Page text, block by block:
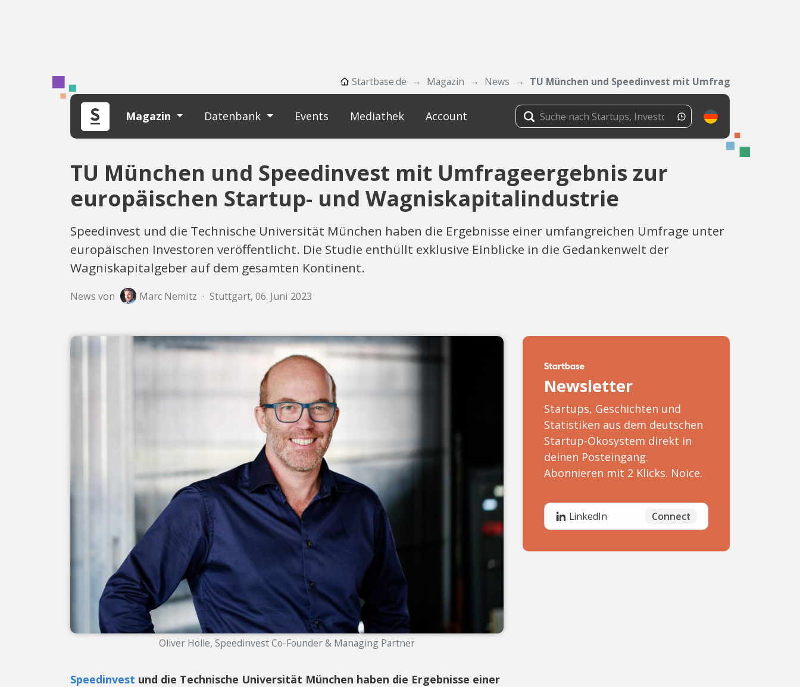
Startbase.de Magazin News TU München und Speedinvest mit Umfrageergebnis...
Magazin Datenbank Events Mediathek Account
TU München und Speedinvest mit Umfrageergebnis zur
europäischen Startup- und Wagniskapitalindustrie
Speedinvest und die Technische Universität München haben die Ergebnisse einer umfangreichen Umfrage unter
europäischen Investoren veröffentlicht. Die Studie enthüllt exklusive Einblicke in die Gedankenwelt der
Wagniskapitalgeber auf dem gesamten Kontinent.
News von Marc Nemitz · Stuttgart, 06. Juni 2023
Oliver Holle, Speedinvest Co-Founder & Managing Partner
Speedinvest und die Technische Universität München haben die Ergebnisse einer
Newsletter
Startups, Geschichten und
Statistiken aus dem deutschen
Startup-Ökosystem direkt in
deinen Posteingang.
Abonnieren mit 2 Klicks. Noice.
LinkedIn Connect